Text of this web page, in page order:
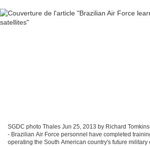
SGDC photo Thales Jun 25, 2013 by Richard
- Brazilian Air Force personnel have completed
operating the South American country's future military